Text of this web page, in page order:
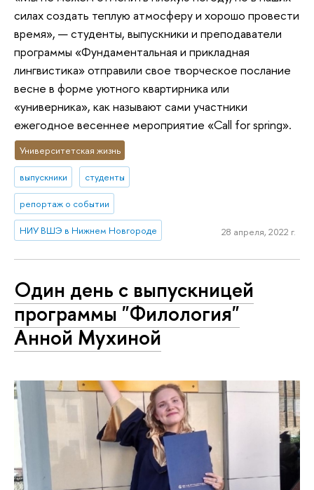
силах создать теплую атмосферу и хорошо провести
время», — студенты, выпускники и преподаватели
программы «Фундаментальная и прикладная
лингвистика» отправили свое творческое послание
весне в форме уютного квартирника или
«универника», как называют сами участники
ежегодное весеннее мероприятие «Call for spring».
Университетская жизнь
выпускники студенты
репортаж о событии
НИУ ВШЭ в Нижнем Новгороде 28 апреля, 2022 г.
Один день с выпускницей
программы "Филология"
Анной Мухиной